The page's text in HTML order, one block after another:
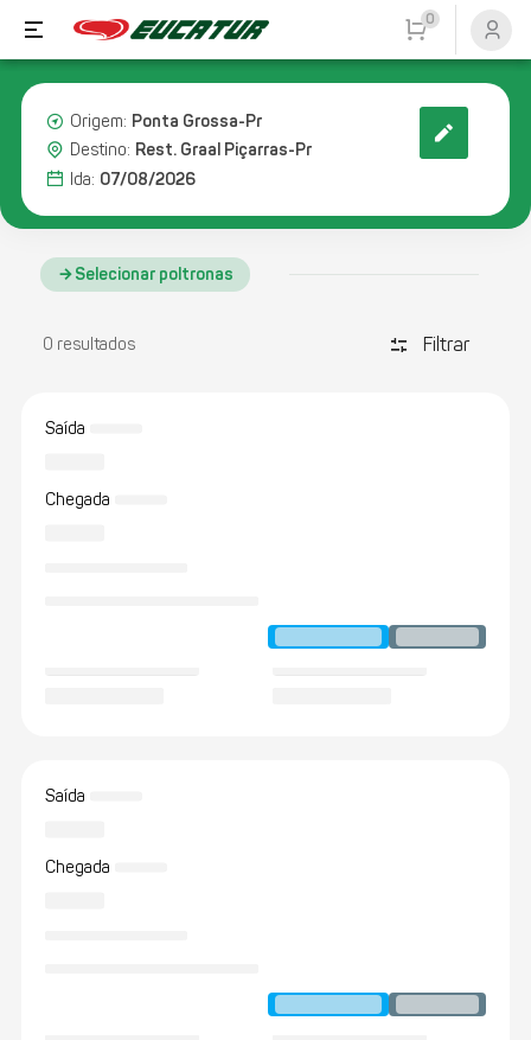
0
Origem: Ponta Grossa-Pr
Destino: Rest. Graal Piçarras-Pr
Ida: 07/08/2026
Selecionar poltronas
0 resultados discover_tune Filtrar
Saída
Chegada
Saída
Chegada